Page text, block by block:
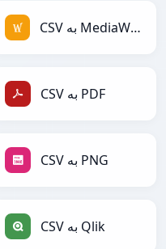
CSV به MediaWiki
CSV به PDF
CSV به PNG
CSV به Qlik